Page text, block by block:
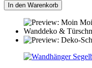
In den Warenkorb